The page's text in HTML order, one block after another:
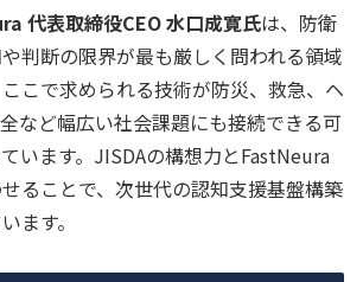
代表取締役CEO 水口成寛氏は、防衛
判断の限界が最も厳しく問われる領域
こで求められる技術が防災、救急、ヘ
など幅広い社会課題にも接続できる可
います。JISDAの構想力とFastNeura
ることで、次世代の認知支援基盤構築
ます。